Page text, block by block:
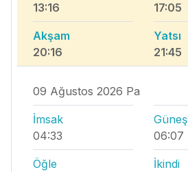
13:16
17:05
Akşam
20:16
Yatsı
21:45
09 Ağustos 2026 Pa
İmsak
04:33
Güneş
06:07
Öğle
İkindi